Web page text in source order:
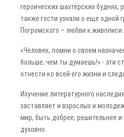
героических шахтёрских
также гости узнали о еще одной
Погромского – любви к живописи.
«Человек, помни о своем
больше, чем ты думаешь!» - эти
отнести ко всей его жизни и
Изучение литературного
заставляет и взрослых и
мир, быть добрее, решительнее
духовно.